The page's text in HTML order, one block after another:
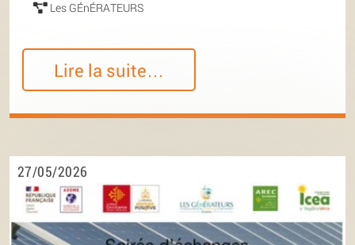
Les GÉnÉRATEURS
Lire la suite…
27/05/2026